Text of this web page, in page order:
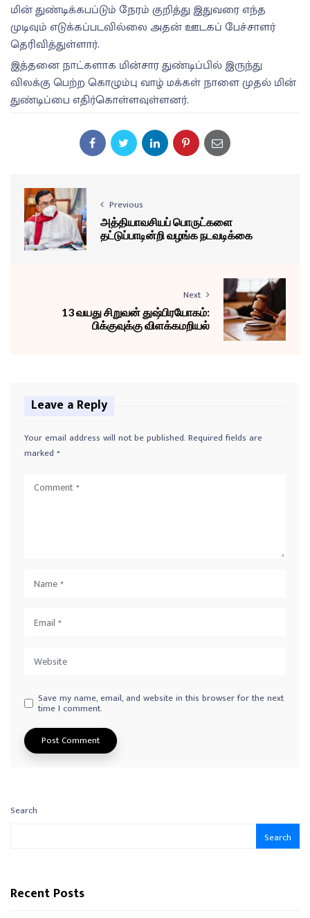
மின் துண்டிக்கபப்டும் நேரம் குறித்து இதுவரை எந்த
முடிவும் எடுக்கப்படவில்லை அதன் ஊடகப் பேச்சாளர்
தெரிவித்துள்ளார்.
இத்தனை நாட்களாக மின்சார துண்டிப்பில் இருந்து
விலக்கு பெற்ற கொழும்பு வாழ் மக்கள் நாளை முதல் மின்
துண்டிப்பை எதிர்கொள்ளவுள்ளனர்.
Previous
அத்தியாவசியப் பொருட்களை
தட்டுப்பாடின்றி வழங்க நடவடிக்கை
Next
13 வயது சிறுவன் துஷ்பிரயோகம்:
பிக்குவுக்கு விளக்கமறியல்
Leave a Reply
Your email address will not be published.Required fields are
marked *
Save my name, email, and website in this browser for the next
time I comment.
Search
Search
Recent Posts